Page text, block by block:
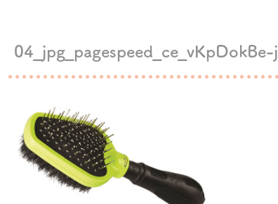
04_jpg_pagespeed_ce_vKpDokBe-j